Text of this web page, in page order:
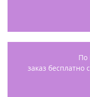
По
заказ бесплатно